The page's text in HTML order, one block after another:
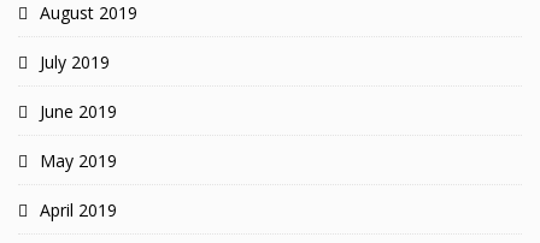
August 2019
July 2019
June 2019
May 2019
April 2019